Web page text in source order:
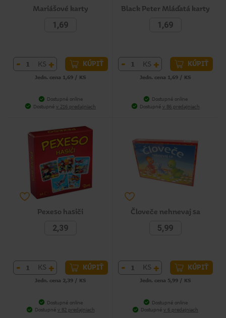
Mariášové karty
1,69
- KS + KÚPIŤ
Jedn. cena 1,69 / KS
Dostupné online
Dostupné v 216 predajniach
Black Peter Mláďatá karty
1,69
- KS + KÚPIŤ
Jedn. cena 1,69 / KS
Dostupné online
Dostupné v 86 predajniach
Pexeso hasiči
2,39
- KS + KÚPIŤ
Jedn. cena 2,39 / KS
Dostupné online
Dostupné v 82 predajniach
Človeče nehnevaj sa
5,99
- KS + KÚPIŤ
Jedn. cena 5,99 / KS
Dostupné online
Dostupné v 6 predajniach